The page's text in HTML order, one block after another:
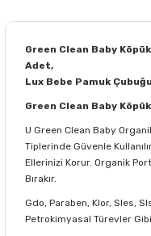
Green Clean Baby
Adet,
Lux Bebe Pamuk
Green Clean Baby
U Green Clean Baby
Tiplerinde Güvenle
Ellerinizi Korur. Organik
Bırakır.
Gdo, Paraben, Klor, Sles,
Petrokimyasal Türevler